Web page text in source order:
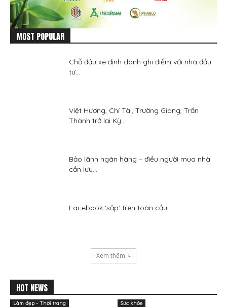
MOST POPULAR
Chỗ đậu xe định danh ghi điểm với nhà đầu
tư...
Việt Hương, Chí Tài, Trường Giang, Trấn
Thành trở lại Kỳ...
Bảo lãnh ngân hàng – điều người mua nhà
cần lưu...
Facebook ‘sập’ trên toàn cầu
Xem thêm
HOT NEWS
Làm đẹp - Thời trang Sức khỏe